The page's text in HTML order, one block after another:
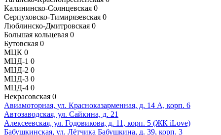
Калининско-Солнцевская 0
Серпуховско-Тимирязевская 0
Люблинско-Дмитровская 0
Большая кольцевая 0
Бутовская 0
МЦК 0
МЦД-1 0
МЦД-2 0
МЦД-3 0
МЦД-4 0
Некрасовская 0
Авиамоторная, ул. Красноказарменная, д. 14 А, корп. 6
Автозаводская, ул. Сайкина, д. 21
Алексеевская, ул. Годовикова, д. 11, корп. 5 (ЖК iLove)
Бабушкинская, ул. Лётчика Бабушкина, д. 39, корп. 3